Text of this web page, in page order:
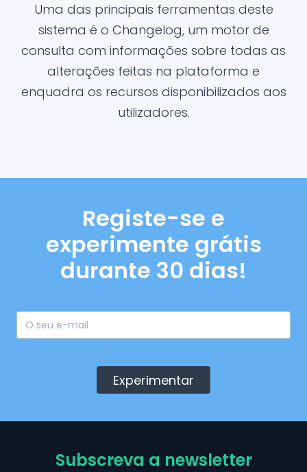
Uma das principais ferramentas deste
sistema é o Changelog, um motor de
consulta com informações sobre todas as
alterações feitas na plataforma e
enquadra os recursos disponibilizados aos
utilizadores.
Registe-se e
experimente grátis
durante 30 dias!
Experimentar
Subscreva a newsletter